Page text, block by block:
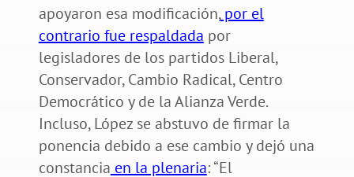
apoyaron esa modificación,por el
contrario fue respaldada por
legisladores de los partidos Liberal,
Conservador, Cambio Radical, Centro
Democrático y de la Alianza Verde.
Incluso, López se abstuvo de firmar la
ponencia debido a ese cambio y dejó una
constancia en la plenaria: “El